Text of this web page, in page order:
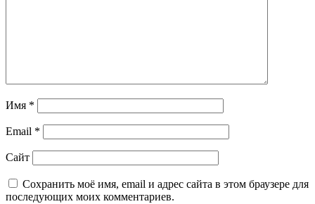
Имя *
Email *
Сайт
Сохранить моё имя, email и адрес сайта в этом браузере для
последующих моих комментариев.